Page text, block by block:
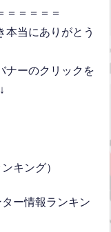
＝＝＝＝＝
本当にありがとう
ナーのクリックを
キング）
ー情報ランキン